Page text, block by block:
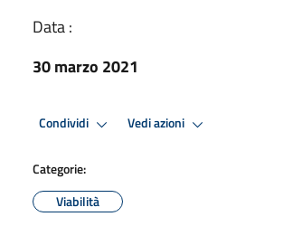
Data :
30 marzo 2021
Condividi Vedi azioni
Categorie:
Viabilità